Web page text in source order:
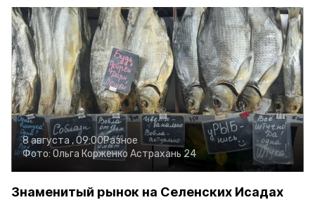
8 августа , 09:00Разное
Фото: Ольга Корженко Астрахань 24
Знаменитый рынок на Селенских Исадах